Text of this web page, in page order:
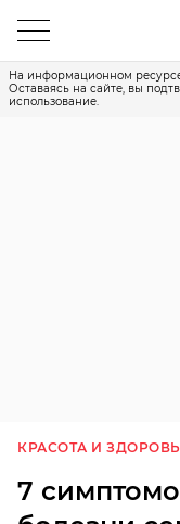
На информационном
Оставаясь на сайте, вы
использование.
КРАСОТА И
7